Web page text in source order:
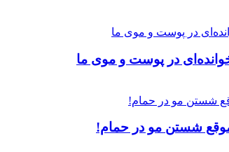
در پوست و موی ما
موقع شستن مو در حمام!